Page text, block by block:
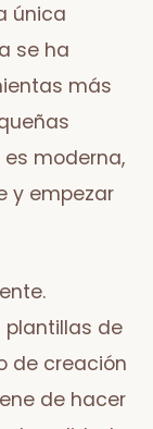
única
se ha
más
moderna,
y empezar
plantillas de
de creación
de hacer